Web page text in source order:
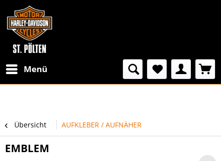
Menü
Übersicht AUFKLEBER / AUFNÄHER
EMBLEM